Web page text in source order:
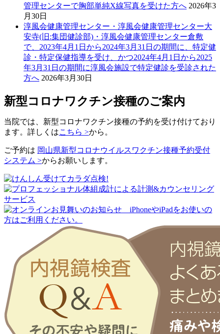
管理センターで胸部単純X線写真を受けた方へ 2026年3
月30日
淳風会健康管理センター・淳風会健康管理センター大
安寺(旧:集団健診部)・淳風会健康管理センター倉敷
で、2023年4月1日から2024年3月31日の期間に、特定健
診・特定保健指導を受け、かつ2024年4月1日から2025
年3月31日の期間に淳風会施設で特定健診を受診された
方へ 2026年3月30日
新型コロナワクチン接種のご案内
当院では、新型コロナワクチン接種の予約を受け付けており
ます。詳しくはこちら >から。
ご予約は 岡山県新型コロナウイルスワクチン接種予約受付
システム >からお願いします。